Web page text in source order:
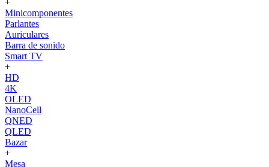
+
Minicomponentes
Parlantes
Auriculares
Barra de sonido
Smart TV
+
HD
4K
OLED
NanoCell
QNED
QLED
Bazar
+
Mesa